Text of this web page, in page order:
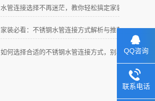
水管连接选择不再迷茫，教你轻松搞定家装！
家装必看：不锈钢水管连接方式解析与推荐
如何选择合适的不锈钢水管连接方式，别再纠结！
QQ咨询
联系电话